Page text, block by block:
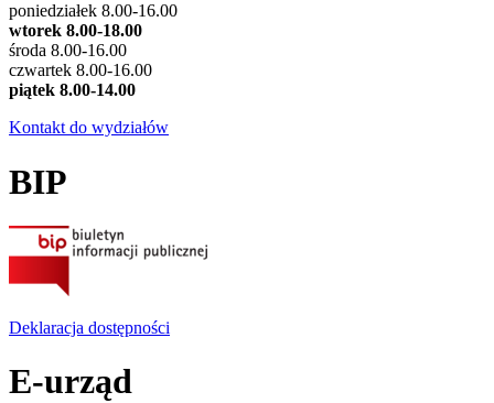
poniedziałek 8.00-16.00
wtorek 8.00-18.00
środa 8.00-16.00
czwartek 8.00-16.00
piątek 8.00-14.00
Kontakt do wydziałów
BIP
Deklaracja dostępności
E-urząd